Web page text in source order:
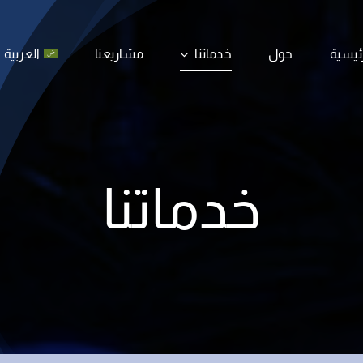
حول خدماتنا مشاريعنا العربية حول خدماتنا مشاريعنا العربية
خدماتنا